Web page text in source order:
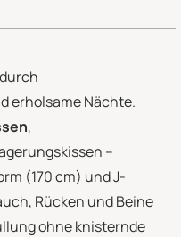
erholsame Nächte.
,
–
(170 cm) und J-
Rücken und Beine
ohne knisternde